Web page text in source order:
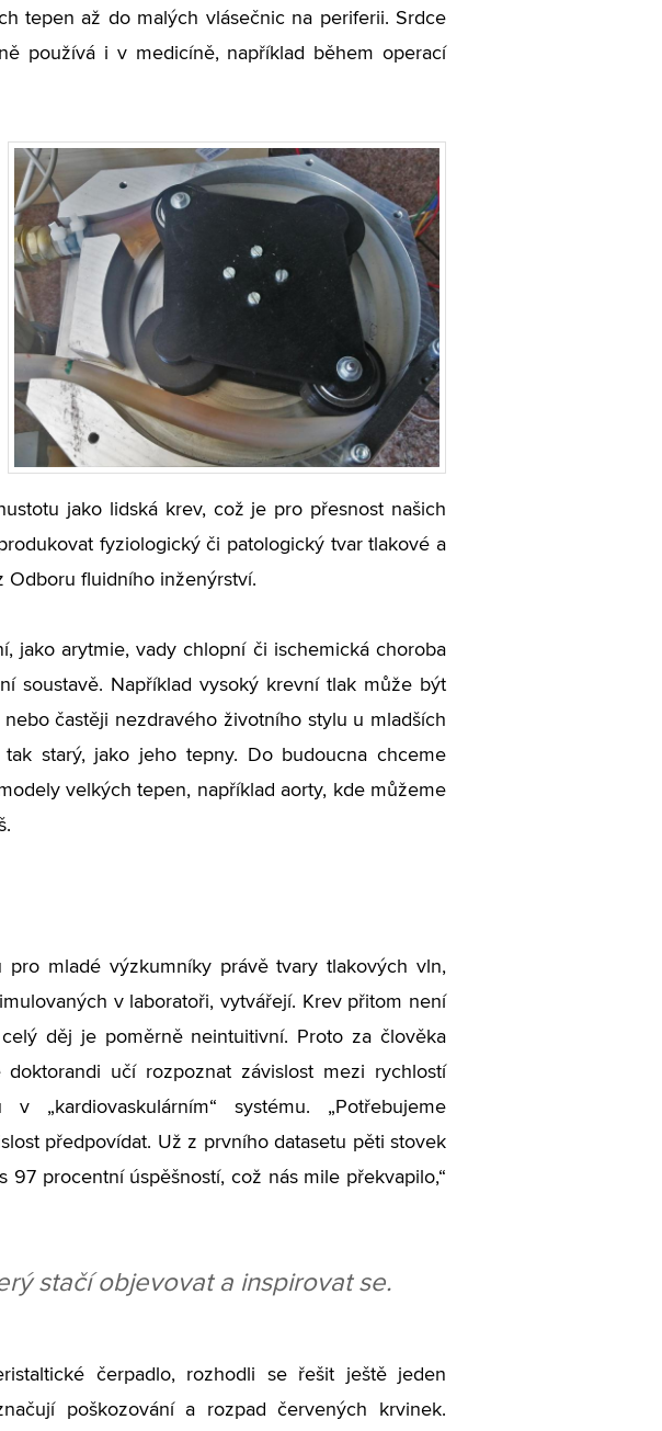
tepen až do malých vlásečnic na periferii. Srdce
používá i v medicíně, například během operací
jako lidská krev, což je pro přesnost našich
fyziologický či patologický tvar tlakové a
Odboru fluidního inženýrství.
jako arytmie, vady chlopní či ischemická choroba
soustavě. Například vysoký krevní tlak může být
častěji nezdravého životního stylu u mladších
starý, jako jeho tepny. Do budoucna chceme
velkých tepen, například aorty, kde můžeme
mladé výzkumníky právě tvary tlakových vln,
v laboratoři, vytvářejí. Krev přitom není
děj je poměrně neintuitivní. Proto za člověka
učí rozpoznat závislost mezi rychlostí
systému. „Potřebujeme
předpovídat. Už z prvního datasetu pěti stovek
procentní úspěšností, což nás mile překvapilo,“
stačí objevovat a inspirovat se.
čerpadlo, rozhodli se řešit ještě jeden
poškozování a rozpad červených krvinek.